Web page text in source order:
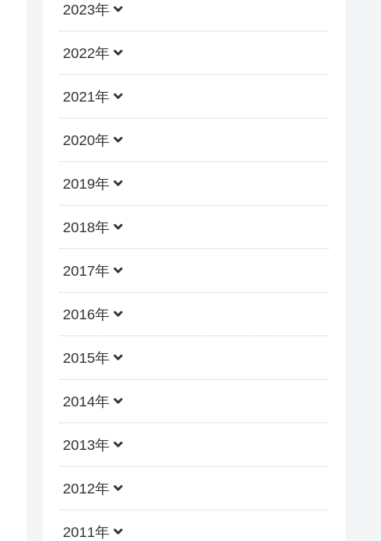
2023年
2022年
2021年
2020年
2019年
2018年
2017年
2016年
2015年
2014年
2013年
2012年
2011年